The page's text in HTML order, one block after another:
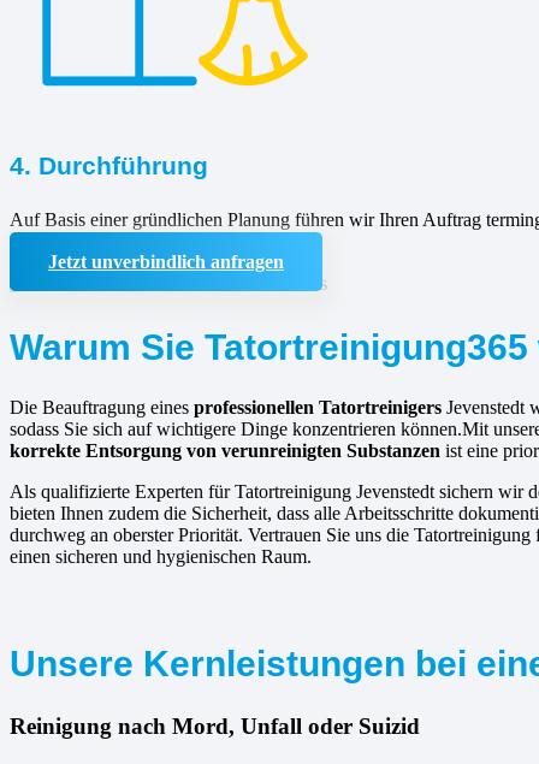
4. Durchführung
Auf Basis einer gründlichen Planung führen wir Ihren Auftrag
Jetzt unverbindlich anfragen
Warum Sie
Die Beauftragung eines professionellen Tatortreinigers Jevenstedt
sodass Sie sich auf wichtigere Dinge konzentrieren können.Mit
korrekte Entsorgung von verunreinigten Substanzen ist eine
Als qualifizierte Experten für Tatortreinigung Jevenstedt sichern wir
bieten Ihnen zudem die Sicherheit, dass alle Arbeitsschritte
durchweg an oberster Priorität. Vertrauen Sie uns die
einen sicheren und hygienischen Raum.
Unsere Kernleistungen bei
Reinigung nach Mord, Unfall oder Suizid